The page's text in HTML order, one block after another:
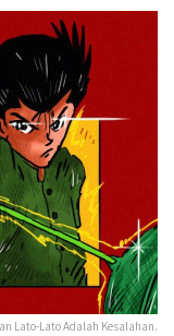
Lato-Lato Adalah Kesalahan.